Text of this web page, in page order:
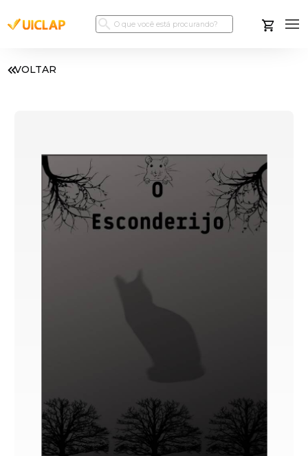
VOLTAR